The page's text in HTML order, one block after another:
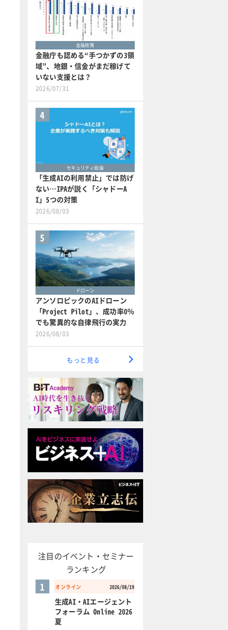
金融政策
金融庁も認める“手つかずの3領
域”、地銀・信金がまだ稼げて
いない支援とは？
2026/07/31
4
セキュリティ総論
「生成AIの利用禁止」では防げ
ない…IPAが説く「シャドーA
I」5つの対策
2026/08/03
5
ドローン
アンソロピックのAIドローン
「Project Pilot」、成功率0％
でも驚異的な自律飛行の実力
2026/08/03
もっと見る
注目のイベント・セミナー
ランキング
オンライン 2026/08/19
1
生成AI・AIエージェント
フォーラム Online 2026
夏